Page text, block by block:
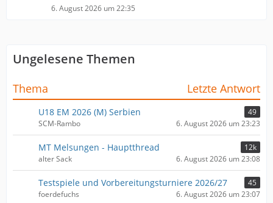
6. August 2026 um 22:35
Ungelesene Themen
Thema Letzte Antwort
U18 EM 2026 (M) Serbien
49
SCM-Rambo
6. August 2026 um 23:23
MT Melsungen - Hauptthread
12k
alter Sack
6. August 2026 um 23:08
Testspiele und Vorbereitungsturniere 2026/27
45
foerdefuchs
6. August 2026 um 23:07